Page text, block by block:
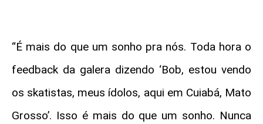
“É mais do que um sonho pra nós. Toda hora o
feedback da galera dizendo ‘Bob, estou vendo
os skatistas, meus ídolos, aqui em Cuiabá, Mato
Grosso’. Isso é mais do que um sonho. Nunca